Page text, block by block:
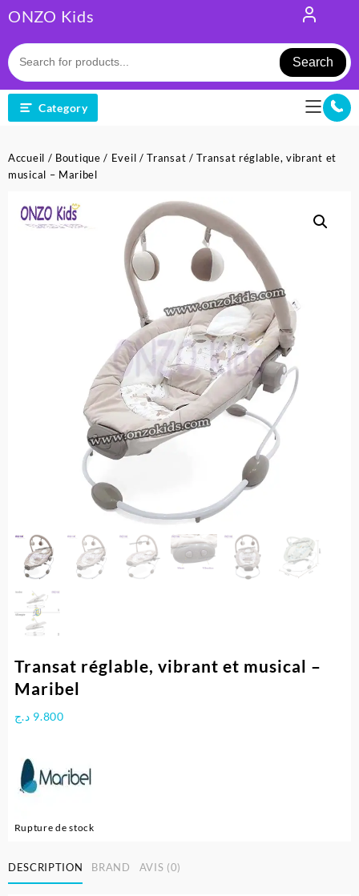
to
content
ONZO Kids
Search
Category
Accueil / Boutique / Eveil /Transat / Transat réglable, vibrant et
musical – Maribel
Transat réglable, vibrant et musical –
Maribel
9.800 د.ج
Rupture de stock
DESCRIPTION BRAND AVIS (0)